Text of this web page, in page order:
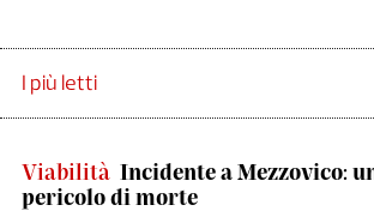
I più letti
Viabilità Incidente a Mezzovico:
pericolo di morte